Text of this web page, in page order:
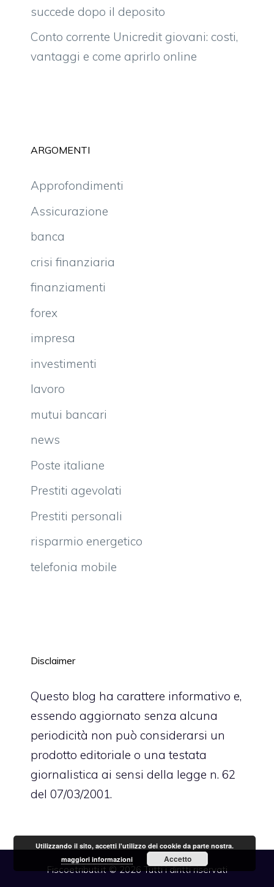
succede dopo il deposito
Conto corrente Unicredit giovani: costi,
vantaggi e come aprirlo online
ARGOMENTI
Approfondimenti
Assicurazione
banca
crisi finanziaria
finanziamenti
forex
impresa
investimenti
lavoro
mutui bancari
news
Poste italiane
Prestiti agevolati
Prestiti personali
risparmio energetico
telefonia mobile
Disclaimer
Questo blog ha carattere informativo e,
essendo aggiornato senza alcuna
periodicità non può considerarsi un
prodotto editoriale o una testata
giornalistica ai sensi della legge n. 62
del 07/03/2001.
Fiscoetributi.it © 2026 Tutti i diritti riservati
Utilizzando il sito, accetti l'utilizzo dei cookie da parte nostra.
maggiori informazioni
Accetto